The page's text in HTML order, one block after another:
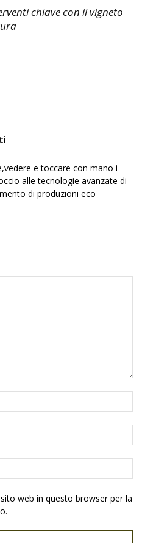
chiave con il vigneto
e toccare con mano i
alle tecnologie avanzate di
di produzioni eco
web in questo browser per la